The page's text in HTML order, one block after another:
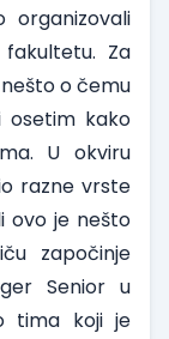
organizovali
Za
o čemu
osetim kako
U okviru
razne vrste
ovo je nešto
započinje
Senior u
tima koji je